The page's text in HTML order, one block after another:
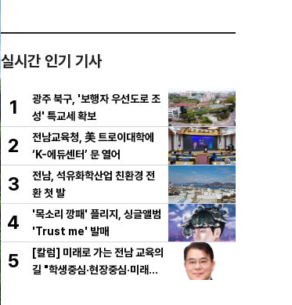
실시간 인기 기사
1
광주 북구, '보행자 우선도로 조
성' 특교세 확보
2
전남교육청, 美 트로이대학에
‘K-에듀센터’ 문 열어
3
전남, 석유화학산업 친환경 전
환 첫 발
4
'목소리 깡패' 플리지, 싱글앨범
'Trust me' 발매
5
[칼럼] 미래로 가는 전남 교육의
길 "학생중심·현장중심·미래중